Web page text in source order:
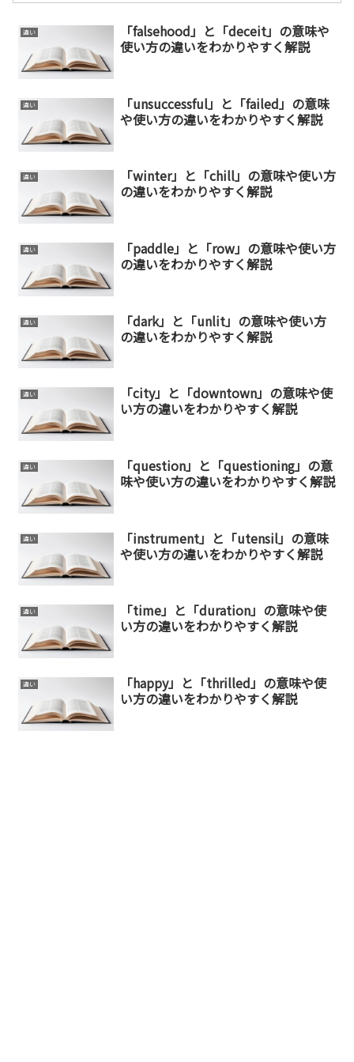
違い
「falsehood」と「deceit」の意味や
使い方の違いをわかりやすく解説
違い
「unsuccessful」と「failed」の意味
や使い方の違いをわかりやすく解説
違い
「winter」と「chill」の意味や使い方
の違いをわかりやすく解説
違い
「paddle」と「row」の意味や使い方
の違いをわかりやすく解説
違い
「dark」と「unlit」の意味や使い方
の違いをわかりやすく解説
違い
「city」と「downtown」の意味や使
い方の違いをわかりやすく解説
違い
「question」と「questioning」の意
味や使い方の違いをわかりやすく解説
違い
「instrument」と「utensil」の意味
や使い方の違いをわかりやすく解説
違い
「time」と「duration」の意味や使
い方の違いをわかりやすく解説
違い
「happy」と「thrilled」の意味や使
い方の違いをわかりやすく解説